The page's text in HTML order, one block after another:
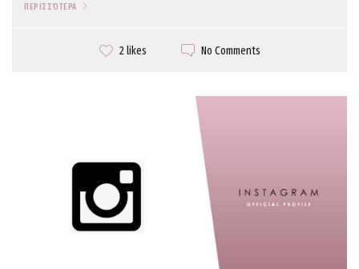
ΠΕΡΙΣΣΌΤΕΡΑ
2 likes No Comments